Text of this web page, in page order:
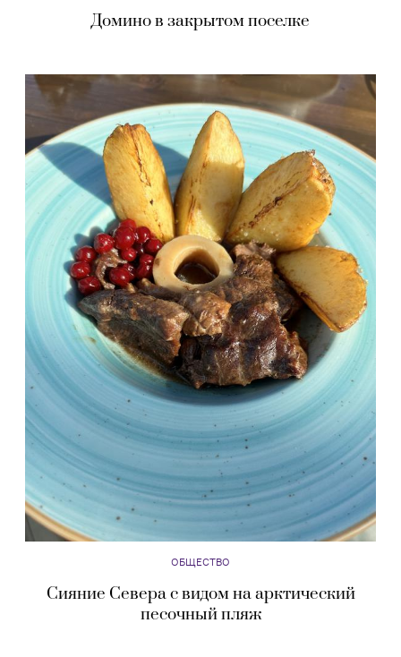
Домино в закрытом поселке
ОБЩЕСТВО
Сияние Севера с видом на арктический
песочный пляж